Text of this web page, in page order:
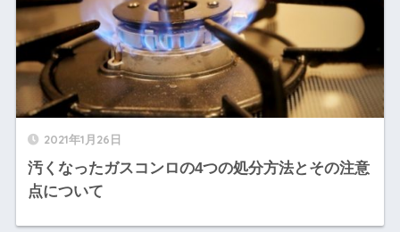
2021年1月26日
汚くなったガスコンロの4つの処分方法とその注意
点について